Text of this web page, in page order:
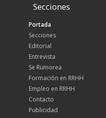
Secciones
Portada
Secciones
Editorial
Entrevista
Se Rumorea
Formación en RRHH
Empleo en RRHH
Contacto
Publicidad